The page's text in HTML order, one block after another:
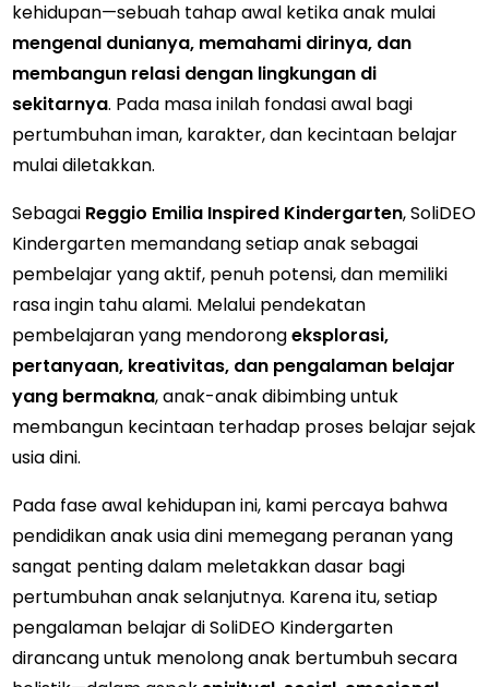
kehidupan—sebuah tahap awal ketika anak mulai
mengenal dunianya, memahami dirinya, dan
membangun relasi dengan lingkungan di
sekitarnya. Pada masa inilah fondasi awal bagi
pertumbuhan iman, karakter, dan kecintaan belajar
mulai diletakkan.
Sebagai Reggio Emilia Inspired Kindergarten, SoliDEO
Kindergarten memandang setiap anak sebagai
pembelajar yang aktif, penuh potensi, dan memiliki
rasa ingin tahu alami. Melalui pendekatan
pembelajaran yang mendorongeksplorasi,
pertanyaan, kreativitas, dan pengalaman belajar
yang bermakna, anak-anak dibimbing untuk
membangun kecintaan terhadap proses belajar sejak
usia dini.
Pada fase awal kehidupan ini, kami percaya bahwa
pendidikan anak usia dini memegang peranan yang
sangat penting dalam meletakkan dasar bagi
pertumbuhan anak selanjutnya. Karena itu, setiap
pengalaman belajar di SoliDEO Kindergarten
dirancang untuk menolong anak bertumbuh secara